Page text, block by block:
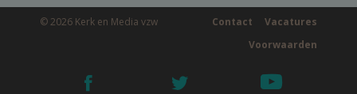
© 2026 Kerk en Media vzw Vacatures
Contact
Voorwaarden